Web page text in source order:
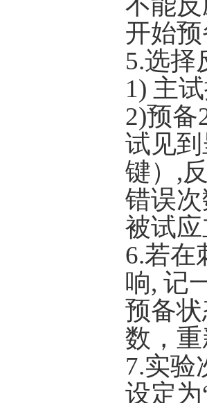
开始
5.选择
1) 主
2)预备
试见
键） ,
错误
被试
6.若在
响, 记
预备
数，
7.实验
设定为